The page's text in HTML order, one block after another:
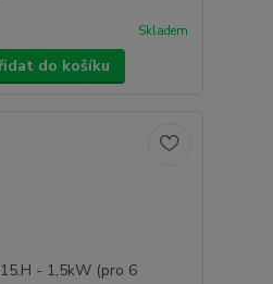
Skladem
do košíku